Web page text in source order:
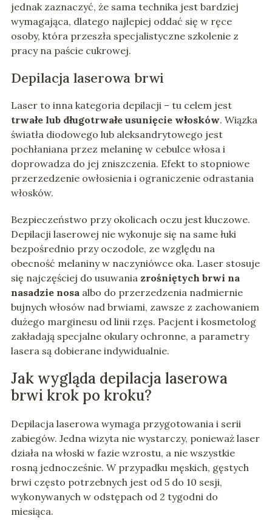
jednak zaznaczyć, że sama technika jest bardziej
wymagająca, dlatego najlepiej oddać się w ręce
osoby, która przeszła specjalistyczne szkolenie z
pracy na paście cukrowej.
Depilacja laserowa brwi
Laser to inna kategoria depilacji – tu celem jest
trwałe lub długotrwałe usunięcie włosków. Wiązka
światła diodowego lub aleksandrytowego jest
pochłaniana przez melaninę w cebulce włosa i
doprowadza do jej zniszczenia. Efekt to stopniowe
przerzedzenie owłosienia i ograniczenie odrastania
włosków.
Bezpieczeństwo przy okolicach oczu jest kluczowe.
Depilacji laserowej nie wykonuje się na same łuki
bezpośrednio przy oczodole, ze względu na
obecność melaniny w naczyniówce oka. Laser stosuje
się najczęściej do usuwania zrośniętych brwi na
nasadzie nosaalbo do przerzedzenia nadmiernie
bujnych włosów nad brwiami, zawsze z zachowaniem
dużego marginesu od linii rzęs. Pacjent i kosmetolog
zakładają specjalne okulary ochronne, a parametry
lasera są dobierane indywidualnie.
Jak wygląda depilacja laserowa
brwi krok po kroku?
Depilacja laserowa wymaga przygotowania i serii
zabiegów. Jedna wizyta nie wystarczy, ponieważ laser
działa na włoski w fazie wzrostu, a nie wszystkie
rosną jednocześnie. W przypadku męskich, gęstych
brwi często potrzebnych jest od 5 do 10 sesji,
wykonywanych w odstępach od 2 tygodni do
miesiąca.